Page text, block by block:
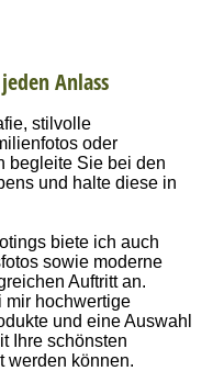
Anlass
stilvolle
oder
begleite Sie bei den
und halte diese in
biete ich auch
sowie moderne
Auftritt an.
mir hochwertige
und eine Auswahl
Ihre schönsten
werden können.